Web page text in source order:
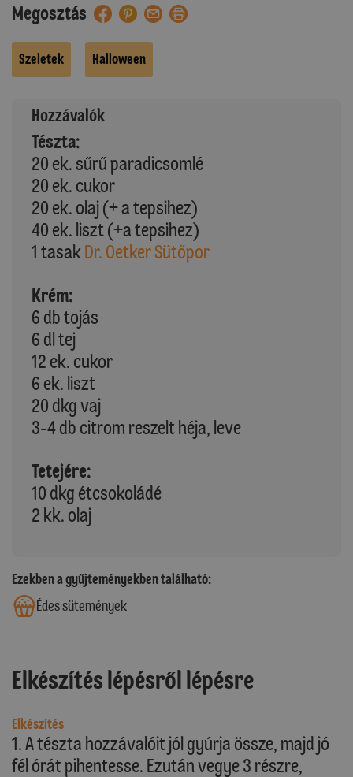
Megosztás
Szeletek Halloween
Hozzávalók
Tészta:
20 ek. sűrű paradicsomlé
20 ek. cukor
20 ek. olaj (+ a tepsihez)
40 ek. liszt (+a tepsihez)
1 tasak Dr. Oetker Sütőpor
Krém:
6 db tojás
6 dl tej
12 ek. cukor
6 ek. liszt
20 dkg vaj
3-4 db citrom reszelt héja, leve
Tetejére:
10 dkg étcsokoládé
2 kk. olaj
Ezekben a gyűjteményekben található:
Édes sütemények
Elkészítés lépésről lépésre
Elkészítés
1. A tészta hozzávalóit jól gyúrja össze, majd jó
fél órát pihentesse. Ezután vegye 3 részre,